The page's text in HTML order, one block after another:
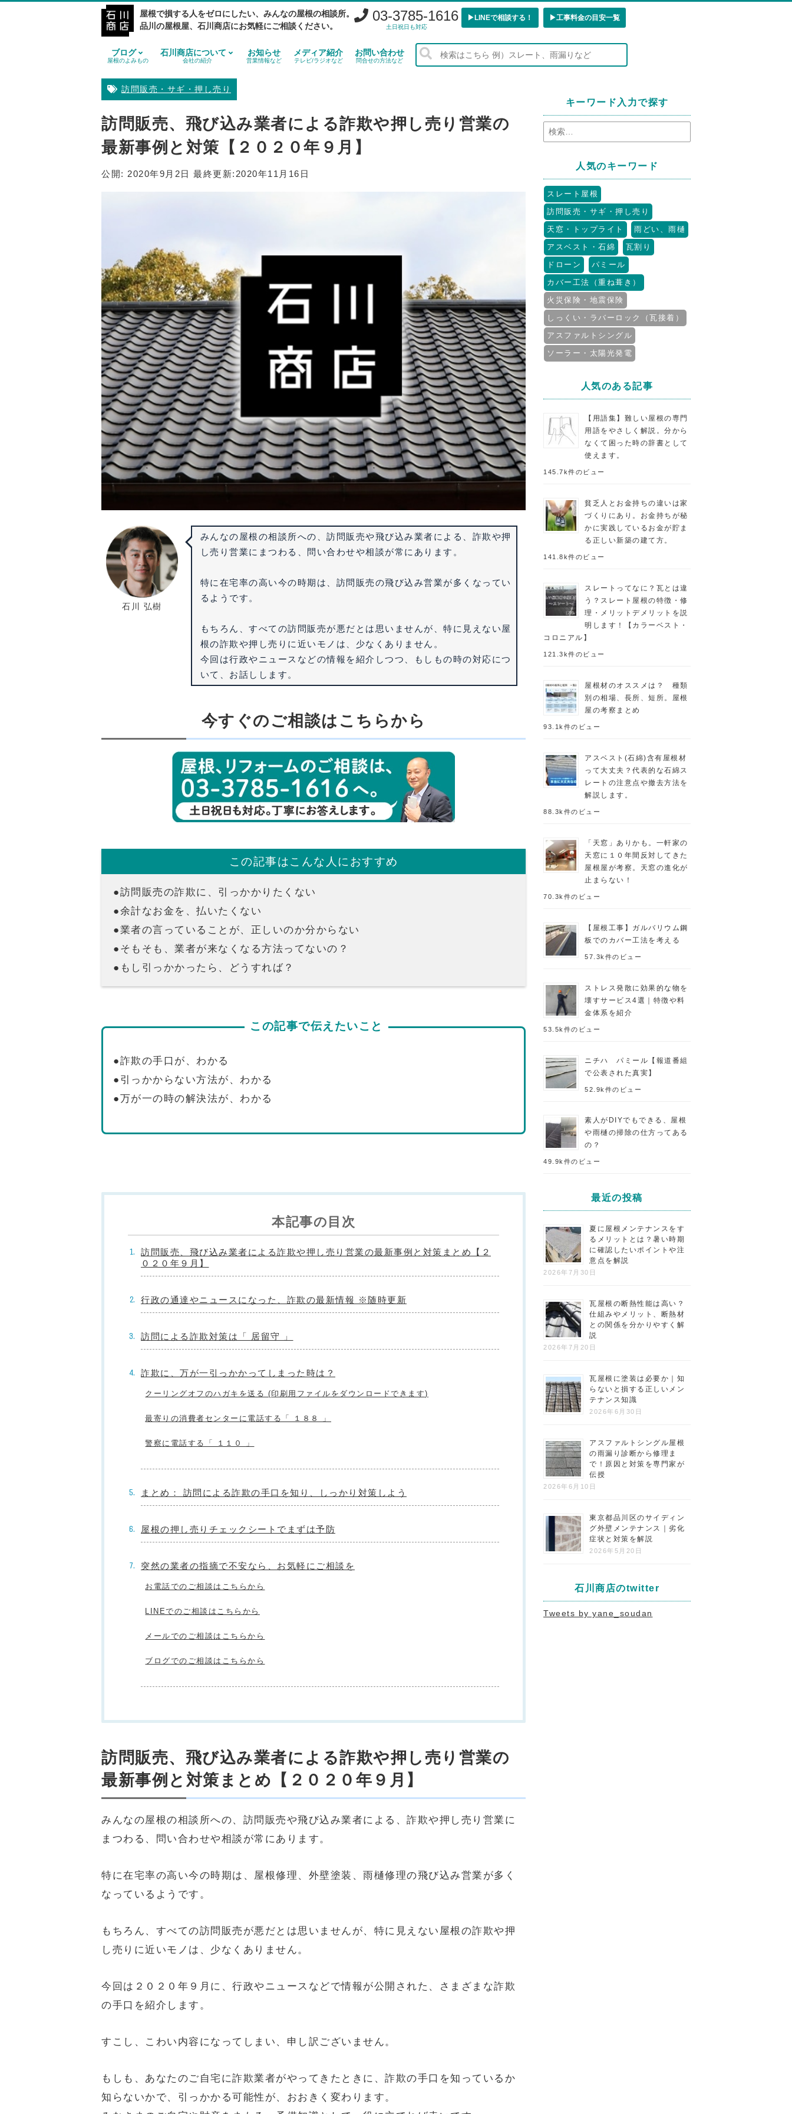
屋根で損する人をゼロにしたい、みんなの屋根の相談所。
品川の屋根屋、石川商店にお気軽にご相談ください。
03-3785-1616
土日祝日も対応
▶︎LINEで相談する！ ▶︎工事料金の目安一覧
ブログ
屋根のよみもの
石川商店について
会社の紹介
お知らせ
営業情報など
メディア紹介
テレビ/ラジオなど
お問い合わせ
問合せの方法など
訪問販売・サギ・押し売り
訪問販売、飛び込み業者による詐欺や押し売り営業の
最新事例と対策【２０２０年９月】
公開: 2020年9月2日 最終更新: 2020年11月16日
石川 弘樹
みんなの屋根の相談所への、訪問販売や飛び込み業者による、詐欺や押
し売り営業にまつわる、問い合わせや相談が常にあります。
特に在宅率の高い今の時期は、訪問販売の飛び込み営業が多くなってい
るようです。
もちろん、すべての訪問販売が悪だとは思いませんが、特に見えない屋
根の詐欺や押し売りに近いモノは、少なくありません。
今回は行政やニュースなどの情報を紹介しつつ、もしもの時の対応につ
いて、お話しします。
今すぐのご相談はこちらから
この記事はこんな人におすすめ
●訪問販売の詐欺に、引っかかりたくない
●余計なお金を、払いたくない
●業者の言っていることが、正しいのか分からない
●そもそも、業者が来なくなる方法ってないの？
●もし引っかかったら、どうすれば？
この記事で伝えたいこと
●詐欺の手口が、わかる
●引っかからない方法が、わかる
●万が一の時の解決法が、わかる
本記事の目次
訪問販売、飛び込み業者による詐欺や押し売り営業の最新事例と対策まとめ【２
０２０年９月】
行政の通達やニュースになった、詐欺の最新情報 ※随時更新
訪問による詐欺対策は「 居留守 」
詐欺に、万が一引っかかってしまった時は？
クーリングオフのハガキを送る (印刷用ファイルをダウンロードできます)
最寄りの消費者センターに電話する「 １８８ 」
警察に電話する「 １１０ 」
まとめ： 訪問による詐欺の手口を知り、しっかり対策しよう
屋根の押し売りチェックシートでまずは予防
突然の業者の指摘で不安なら、お気軽にご相談を
お電話でのご相談はこちらから
LINEでのご相談はこちらから
メールでのご相談はこちらから
ブログでのご相談はこちらから
訪問販売、飛び込み業者による詐欺や押し売り営業の
最新事例と対策まとめ【２０２０年９月】
みんなの屋根の相談所への、訪問販売や飛び込み業者による、詐欺や押し売り営業に
まつわる、問い合わせや相談が常にあります。
特に在宅率の高い今の時期は、屋根修理、外壁塗装、雨樋修理の飛び込み営業が多く
なっているようです。
もちろん、すべての訪問販売が悪だとは思いませんが、特に見えない屋根の詐欺や押
し売りに近いモノは、少なくありません。
今回は２０２０年９月に、行政やニュースなどで情報が公開された、さまざまな詐欺
の手口を紹介します。
すこし、こわい内容になってしまい、申し訳ございません。
もしも、あなたのご自宅に詐欺業者がやってきたときに、詐欺の手口を知っているか
知らないかで、引っかかる可能性が、おおきく変わります。
キーワード入力で探す
人気のキーワード
スレート屋根
訪問販売・サギ・押し売り
天窓・トップライト
雨どい、雨樋
アスベスト・石綿
瓦割り
ドローン
パミール
カバー工法（重ね葺き）
火災保険・地震保険
しっくい・ラバーロック（瓦接着）
アスファルトシングル
ソーラー・太陽光発電
人気のある記事
【用語集】難しい屋根の専門
用語をやさしく解説。分から
なくて困った時の辞書として
使えます。
145.7k件のビュー
貧乏人とお金持ちの違いは家
づくりにあり。お金持ちが秘
かに実践しているお金が貯ま
る正しい新築の建て方。
141.8k件のビュー
スレートってなに？瓦とは違
う？スレート屋根の特徴・修
理・メリットデメリットを説
明します！【カラーベスト・
コロニアル】
121.3k件のビュー
屋根材のオススメは？ 種類
別の相場、長所、短所。屋根
屋の考察まとめ
93.1k件のビュー
アスベスト(石綿)含有屋根材
って大丈夫？代表的な石綿ス
レートの注意点や撤去方法を
解説します。
88.3k件のビュー
「天窓」ありかも。一軒家の
天窓に１０年間反対してきた
屋根屋が考察。天窓の進化が
止まらない！
70.3k件のビュー
【屋根工事】ガルバリウム鋼
板でのカバー工法を考える
57.3k件のビュー
ストレス発散に効果的な物を
壊すサービス4選｜特徴や料
金体系を紹介
53.5k件のビュー
ニチハ パミール【報道番組
で公表された真実】
52.9k件のビュー
素人がDIYでもできる、屋根
や雨樋の掃除の仕方ってある
の？
49.9k件のビュー
最近の投稿
夏に屋根メンテナンスをす
るメリットとは？暑い時期
に確認したいポイントや注
意点を解説
2026年7月30日
瓦屋根の断熱性能は高い？
仕組みやメリット、断熱材
との関係を分かりやすく解
説
2026年7月20日
瓦屋根に塗装は必要か｜知
らないと損する正しいメン
テナンス知識
2026年6月30日
アスファルトシングル屋根
の雨漏り診断から修理ま
で！原因と対策を専門家が
伝授
2026年6月10日
東京都品川区のサイディン
グ外壁メンテナンス｜劣化
症状と対策を解説
2026年5月20日
石川商店のtwitter
Tweets by yane_soudan